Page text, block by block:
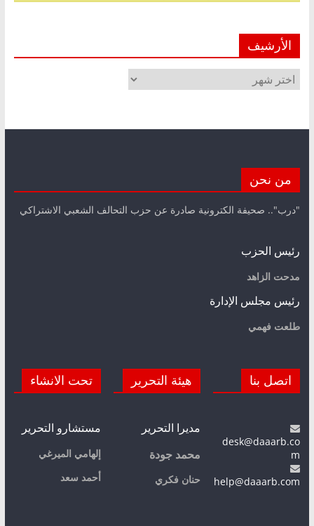
الأرشيف
الأرشيف
من نحن
"درب".. صحيفة الكترونية صادرة عن حزب التحالف الشعبي الاشتراكي
رئيس الحزب
مدحت الزاهد
رئيس مجلس الإدارة
طلعت فهمي
اتصل بنا
desk@daaarb.co
m
help@daaarb.com
هيئة التحرير
مديرا التحرير
محمد جودة
حنان فكري
تحت الانشاء
مستشارو التحرير
إلهامي الميرغي
أحمد سعد